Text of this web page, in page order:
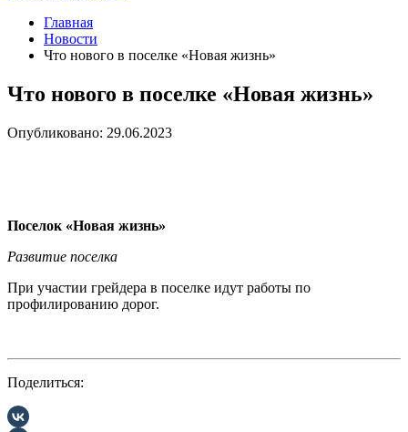
Главная
Новости
Что нового в поселке «Новая жизнь»
Что нового в поселке «Новая жизнь»
Опубликовано: 29.06.2023
Поселок «Новая жизнь»
Развитие поселка
При участии грейдера в поселке идут работы по
профилированию дорог.
Поделиться: